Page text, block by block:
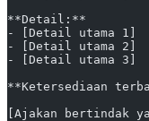
**Detail:**
- [Detail utama 1]
- [Detail utama 2]
- [Detail utama 3]
**Ketersediaan
[Ajakan bertindak